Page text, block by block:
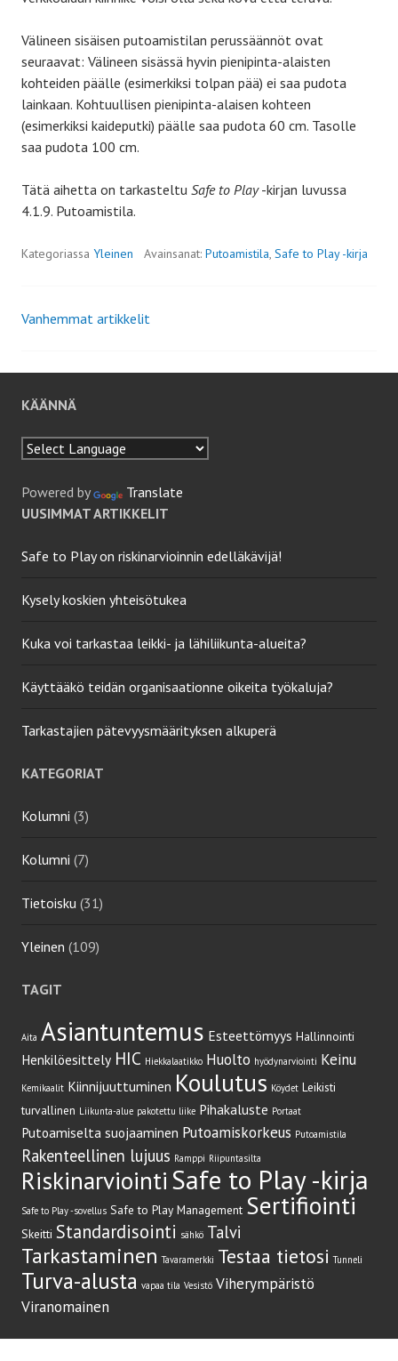
Välineen sisäisen putoamistilan perussäännöt ovat
seuraavat: Välineen sisässä hyvin pienipinta-alaisten
kohteiden päälle (esimerkiksi tolpan pää) ei saa pudota
lainkaan. Kohtuullisen pienipinta-alaisen kohteen
(esimerkiksi kaideputki) päälle saa pudota 60 cm. Tasolle
saa pudota 100 cm.
Tätä aihetta on tarkasteltu Safe to Play-kirjan luvussa
4.1.9. Putoamistila.
Kategoriassa Yleinen Avainsanat: Putoamistila, Safe to Play -kirja
Artikkelien
selaus
Vanhemmat artikkelit
KÄÄNNÄ
Powered by
Translate
UUSIMMAT ARTIKKELIT
Safe to Play on riskinarvioinnin edelläkävijä!
Kysely koskien yhteisötukea
Kuka voi tarkastaa leikki- ja lähiliikunta-alueita?
Käyttääkö teidän organisaationne oikeita työkaluja?
Tarkastajien pätevyysmäärityksen alkuperä
KATEGORIAT
Kolumni (3)
Kolumni (7)
Tietoisku (31)
Yleinen (109)
TAGIT
Aita Asiantuntemus Esteettömyys Hallinnointi
Henkilöesittely HIC Hiekkalaatikko Huolto hyödynarviointi Keinu
Kemikaalit Kiinnijuuttuminen Koulutus Köydet Leikisti
turvallinen Liikunta-alue pakotettu liike Pihakaluste Portaat
Putoamiselta suojaaminen Putoamiskorkeus Putoamistila
Rakenteellinen lujuus Ramppi Riipuntasilta
Riskinarviointi Safe to Play -kirja
Safe to Play -sovellus Safe to Play Management Sertifiointi
Skeitti Standardisointi sähkö Talvi
Tarkastaminen Tavaramerkki Testaa tietosi Tunneli
Turva-alusta vapaa tila Vesistö Viherympäristö
Viranomainen